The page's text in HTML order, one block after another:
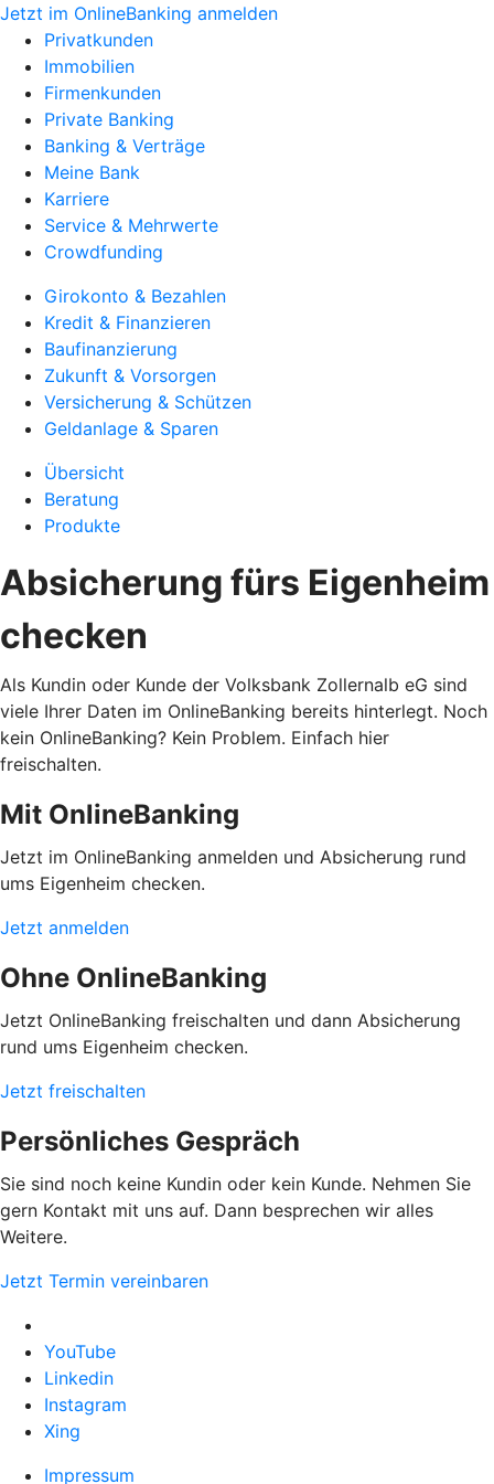
Jetzt im OnlineBanking anmelden
Privatkunden
Immobilien
Firmenkunden
Private Banking
Banking & Verträge
Meine Bank
Karriere
Service & Mehrwerte
Crowdfunding
Girokonto & Bezahlen
Kredit & Finanzieren
Baufinanzierung
Zukunft & Vorsorgen
Versicherung & Schützen
Geldanlage & Sparen
Übersicht
Beratung
Produkte
Absicherung fürs Eigenheim
checken
Als Kundin oder Kunde der Volksbank Zollernalb eG sind
viele Ihrer Daten im OnlineBanking bereits hinterlegt. Noch
kein OnlineBanking? Kein Problem. Einfach hier
freischalten.
Mit OnlineBanking
Jetzt im OnlineBanking anmelden und Absicherung rund
ums Eigenheim checken.
Jetzt anmelden
Ohne OnlineBanking
Jetzt OnlineBanking freischalten und dann Absicherung
rund ums Eigenheim checken.
Jetzt freischalten
Persönliches Gespräch
Sie sind noch keine Kundin oder kein Kunde. Nehmen Sie
gern Kontakt mit uns auf. Dann besprechen wir alles
Weitere.
Jetzt Termin vereinbaren
YouTube
Linkedin
Instagram
Xing
Impressum